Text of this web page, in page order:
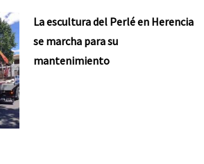
La escultura del Perlé en Herencia
se marcha para su
mantenimiento